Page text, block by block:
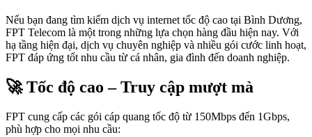
Nếu bạn đang tìm kiếm dịch vụ internet tốc độ cao tại Bình Dương,
FPT Telecom là một trong những lựa chọn hàng đầu hiện nay. Với
hạ tầng hiện đại, dịch vụ chuyên nghiệp và nhiều gói cước linh hoạt,
FPT đáp ứng tốt nhu cầu từ cá nhân, gia đình đến doanh nghiệp.
🚀 Tốc độ cao – Truy cập mượt mà
FPT cung cấp các gói cáp quang tốc độ từ 150Mbps đến 1Gbps,
phù hợp cho mọi nhu cầu: